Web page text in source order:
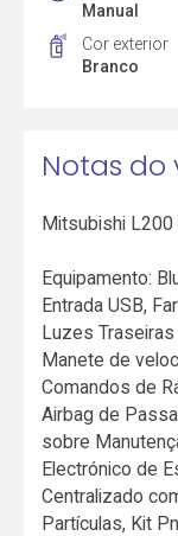
Manual
Cor exterior
Branco
Notas
Mitsubishi L200
Equipamento:
Entrada USB,
Luzes
Manete de
Comandos de
Airbag de
sobre
Electrónico de
Centralizado
Partículas, Kit